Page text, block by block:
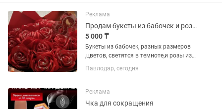
в тот же день — выводишь сам...
Реклама
Продам букеты из бабочек и розы из атласных лент.
5 000 ₸
Букеты из бабочек, разных размеров
,цветов, светятся в темноте,и розы из
атласных лент, есть готовые и на
заказ. цены от размера букета от 5000
Павлодар, сегодня
Реклама
Чка для сокращения